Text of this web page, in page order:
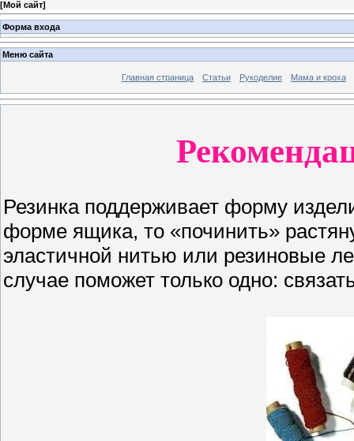
[Мой сайт]
Форма входа
Меню сайта
Главная страница Статьи Рукоделие Мама и кроха
Резинка поддерживает форму
форме ящика, то «починить»
эластичной нитью или резиновые
случае поможет только одно: